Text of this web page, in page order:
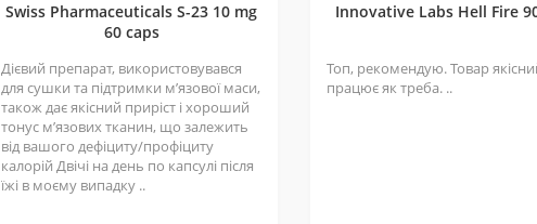
Swiss Pharmaceuticals S-23 10 mg
60 caps
Дієвий препарат, використовувався
для сушки та підтримки мʼязової маси,
також дає якісний приріст і хороший
тонус мʼязових тканин, що залежить
від вашого дефіциту/профіциту
калорій Двічі на день по капсулі після
їжі в моєму випадку ..
Innovative Labs Hell Fire
Топ, рекомендую. Товар
працює як треба. ..